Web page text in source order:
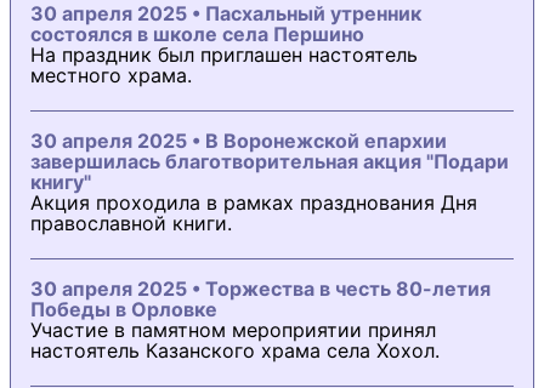
30 апреля 2025 • Пасхальный утренник
состоялся в школе села Першино
На праздник был приглашен настоятель
местного храма.
30 апреля 2025 • В Воронежской епархии
завершилась благотворительная акция "Подари
книгу"
Акция проходила в рамках празднования Дня
православной книги.
30 апреля 2025 • Торжества в честь 80-летия
Победы в Орловке
Участие в памятном мероприятии принял
настоятель Казанского храма села Хохол.